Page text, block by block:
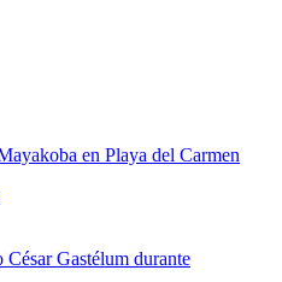
en Playa del Carmen
Gastélum durante